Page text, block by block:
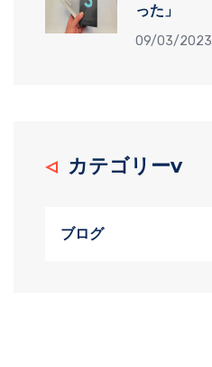
った」
09/03/2023
カテゴリーv
ブログ